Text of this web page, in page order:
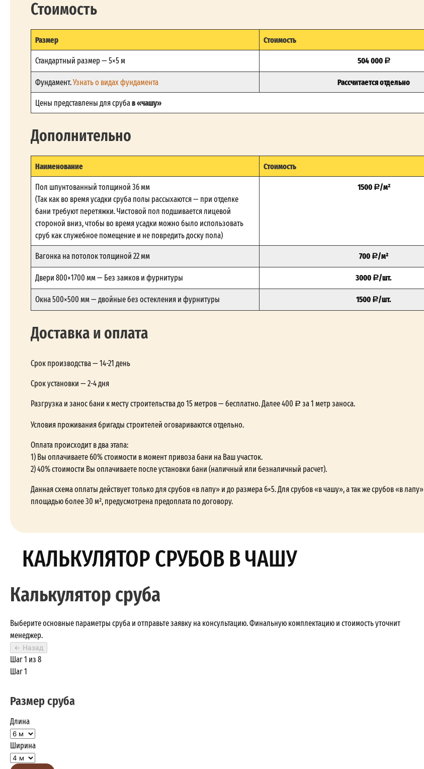
Стоимость
Размер Стоимость
Стандартный размер — 5×5 м 504 000
Фундамент.Узнать о видах фундамента Рассчитается отдельно
Цены представлены для срубав «чашу»
Дополнительно
Наименование Стоимость
Пол шпунтованный толщиной 36 мм
(Так как во время усадки сруба полы рассыхаются — при отделке
бани требуют перетяжки. Чистовой пол подшивается лицевой
стороной вниз, чтобы во время усадки можно было использовать
сруб как служебное помещение и не повредить доску пола)
1500 /м²
Вагонка на потолок толщиной 22 мм 700 /м²
Двери 800×1700 мм — Без замков и фурнитуры 3000 /шт.
Окна 500×500 мм — двойные без остекления и фурнитуры 1500 /шт.
Доставка и оплата
Срок производства — 14-21 день
Срок установки — 2-4 дня
Разгрузка и занос бани к месту строительства до 15 метров — бесплатно. Далее 400
за 1 метр заноса.
Условия проживания бригады строителей оговариваются отдельно.
Оплата происходит в два этапа:
1) Вы оплачиваете 60% стоимости в момент привоза бани на Ваш участок.
2) 40% стоимости Вы оплачиваете после установки бани (наличный или безналичный расчет).
Данная схема оплаты действует только для срубов «в лапу» и до размера 6×5. Для срубов «в чашу», а так же срубов «в лапу»
площадью более 30 м², предусмотрена предоплата по договору.
КАЛЬКУЛЯТОР СРУБОВ В ЧАШУ
Калькулятор сруба
Выберите основные параметры сруба и отправьте заявку на консультацию. Финальную комплектацию и стоимость уточнит
менеджер.
← Назад
Шаг 1 из 8
Шаг 1
Размер сруба
Длина
Ширина